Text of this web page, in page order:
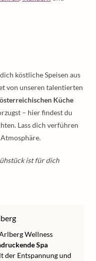
köstliche Speisen aus
von unseren talentierten
österreichischen Küche
– hier findest du
Lass dich verführen
ist für dich
Wellness
Spa
der Entspannung und